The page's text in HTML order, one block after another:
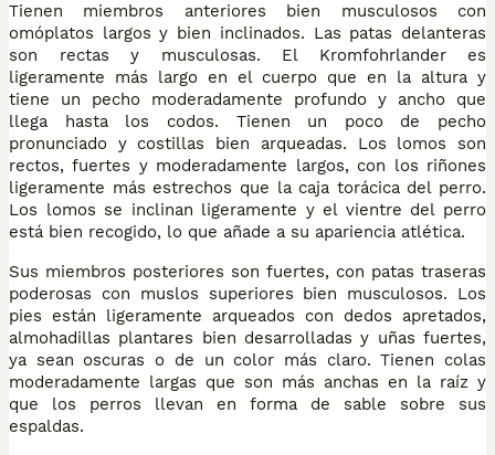
Tienen miembros anteriores bien musculosos con
omóplatos largos y bien inclinados. Las patas delanteras
son rectas y musculosas. El Kromfohrlander es
ligeramente más largo en el cuerpo que en la altura y
tiene un pecho moderadamente profundo y ancho que
llega hasta los codos. Tienen un poco de pecho
pronunciado y costillas bien arqueadas. Los lomos son
rectos, fuertes y moderadamente largos, con los riñones
ligeramente más estrechos que la caja torácica del perro.
Los lomos se inclinan ligeramente y el vientre del perro
está bien recogido, lo que añade a su apariencia atlética.
Sus miembros posteriores son fuertes, con patas traseras
poderosas con muslos superiores bien musculosos. Los
pies están ligeramente arqueados con dedos apretados,
almohadillas plantares bien desarrolladas y uñas fuertes,
ya sean oscuras o de un color más claro. Tienen colas
moderadamente largas que son más anchas en la raíz y
que los perros llevan en forma de sable sobre sus
espaldas.